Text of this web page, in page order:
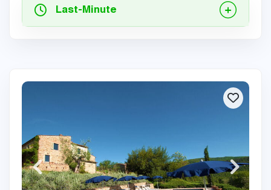
Last-Minute